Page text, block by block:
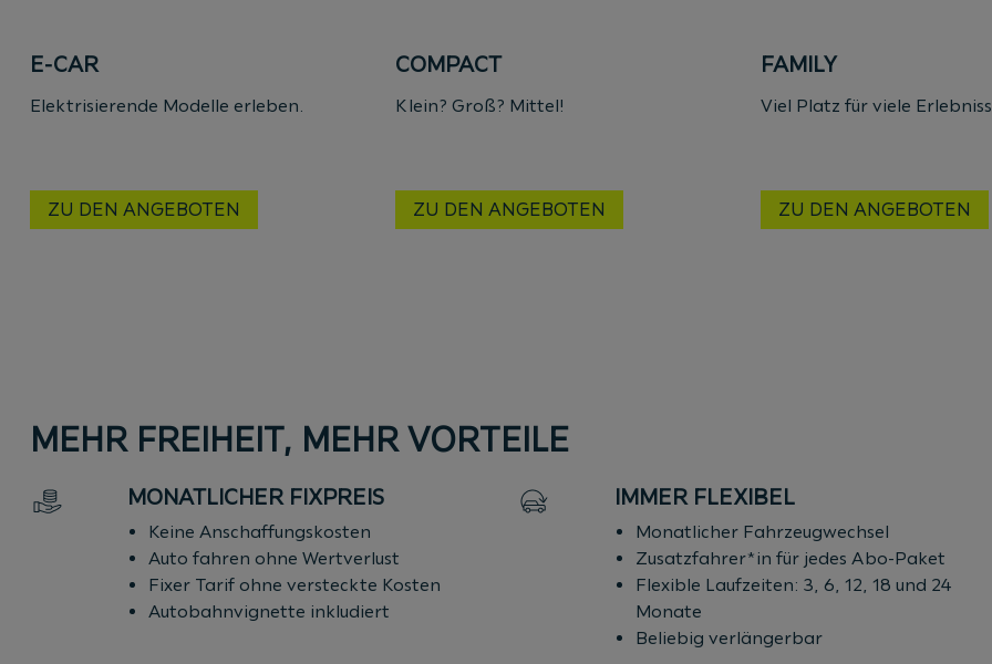
E-CAR
Elektrisierende Modelle erleben.
ZU DEN ANGEBOTEN
COMPACT
Klein? Groß? Mittel!
ZU DEN ANGEBOTEN
FAMILY
Viel Platz für viele
ZU DEN ANGEBOTEN
MEHR FREIHEIT, MEHR VORTEILE
MONATLICHER FIXPREIS
Keine Anschaffungskosten
Auto fahren ohne Wertverlust
Fixer Tarif ohne versteckte Kosten
Autobahnvignette inkludiert
IMMER FLEXIBEL
Monatlicher Fahrzeugwechsel
Zusatzfahrer*in für jedes Abo-Paket
Flexible Laufzeiten: 3, 6, 12, 18 und 24
Monate
Beliebig verlängerbar